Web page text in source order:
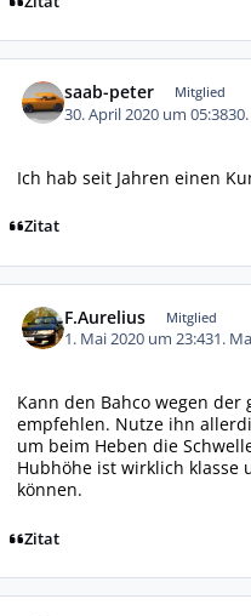
saab-peter Mitglied
30. April 2020 um 05:38
Ich hab seit Jahren einen
Zitat
F.Aurelius Mitglied
1. Mai 2020 um 23:431.
Kann den Bahco wegen der
empfehlen. Nutze ihn
um beim Heben die
Hubhöhe ist wirklich klasse
können.
Zitat